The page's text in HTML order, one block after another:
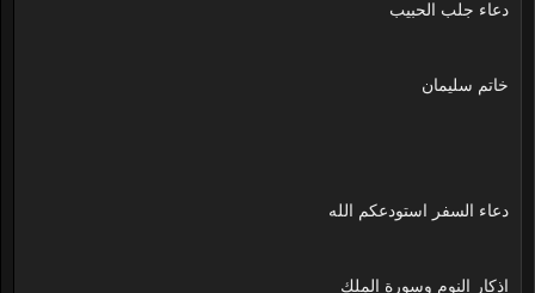
دعاء جلب الحبيب
خاتم سليمان
دعاء السفر استودعكم الله
اذكار النوم وسورة الملك